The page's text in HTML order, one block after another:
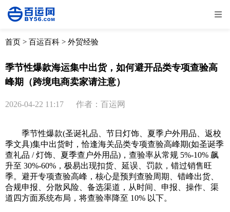
全部 物流资讯
取消
首页 > 百运百科 > 外贸经验
季节性爆款海运集中出货，如何避开品类专项查验高
峰期（跨境电商卖家请注意）
2026-04-22 11:17 作者：百运网
季节性爆款(圣诞礼品、节日灯饰、夏季户外用品、返校
季文具)集中出货时，恰逢海关品类专项查验高峰期(如圣诞季
查礼品 / 灯饰、夏季查户外用品)，查验率从常规 5%-10% 飙
升至 30%-60%，极易出现扣货、延误、罚款，错过销售旺
季。避开专项查验高峰，核心是预判查验周期、错峰出货、
合规申报、分散风险、备选渠道，从时间、申报、操作、渠
道四方面系统布局，将查验率降至 10% 以下。